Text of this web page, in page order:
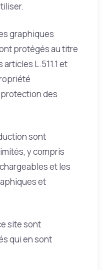
graphiques
protégés au titre
L.511.1 et
des
sont
y compris
et les
et
site sont
qui en sont